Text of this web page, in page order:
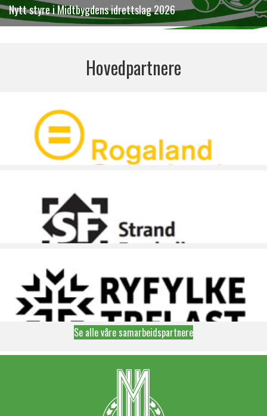
Nytt styre i Midtbygdens idrettslag 2026
Hovedpartnere
Se alle våre samarbeidspartnere